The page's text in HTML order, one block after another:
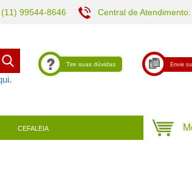
(11) 99544-8646 Central de
Tire suas dúvidas Envie
CEFALEIA